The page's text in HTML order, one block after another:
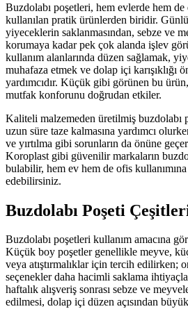
Buzdolabı poşetleri, hem evlerde hem de
kullanılan pratik ürünlerden biridir.
yiyeceklerin saklanmasından, sebze ve
korumaya kadar pek çok alanda işlev
kullanım alanlarında düzen sağlamak,
muhafaza etmek ve dolap içi karışıklığı
yardımcıdır. Küçük gibi görünen bu
mutfak konforunu doğrudan etkiler.
Kaliteli malzemeden üretilmiş buzdolabı
uzun süre taze kalmasına yardımcı
ve yırtılma gibi sorunların da önüne
Koroplast gibi güvenilir markaların
bulabilir, hem ev hem de ofis
edebilirsiniz.
Buzdolabı Poşeti
Buzdolabı poşetleri kullanım amacına
Küçük boy poşetler genellikle meyve,
veya atıştırmalıklar için tercih edilirken;
seçenekler daha hacimli saklama
haftalık alışveriş sonrası sebze ve
edilmesi, dolap içi düzen açısından